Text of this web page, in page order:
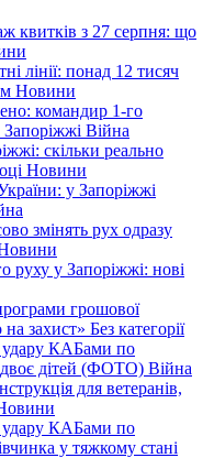
квитків з 27 серпня: що
лінії: понад 12 тисяч
Новини
командир 1-го
Війна
скільки реально
Новини
у Запоріжжі
змінять рух одразу
руху у Запоріжжі: нові
грошової
захист» Без категорії
удару КАБами по
двоє дітей (ФОТО) Війна
для ветеранів,
удару КАБами по
у тяжкому стані